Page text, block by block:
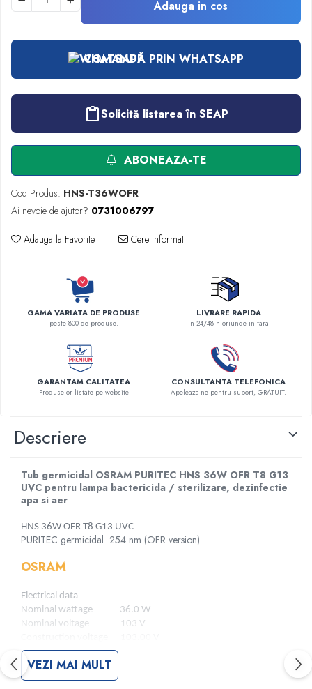
Console ATI si UPU
Dispozitive si sisteme de prindere / fixare
Rampa gaze medicale pat pacient
Rampa iluminat alarmare
Robineti
Accesorii vase
Tevi cupru si accesorii
Console tavan sali operatie
Lavoare apa sterila
Lavoare chirurgicale
Adaptori/cuple
Capsule, filtre finale apa sterila
Electrochirurgie
Cabluri pentru pensele bipolare
Cabluri conectare electrozi neutri
Electrozi neutri
Aspiratoare de fum
Criocautere
cutii medicamente
Hartie
Accesorii pentru perfuzie
Geluri
Filtre antibacteriene si antivirale
Garouri
Ochelari de protectie
Cabluri EKG (10 fire)
Electrozi ECG / EKG
Sonde US
Vase
Adauga in cos
COMANDĂ PRIN WHATSAPP
Solicită listarea în SEAP
ABONEAZA-TE
Cod Produs: HNS-T36WOFR
Ai nevoie de ajutor? 0731006797
Adauga la Favorite Cere informatii
GAMA VARIATA DE PRODUSE
peste 800 de produse.
LIVRARE RAPIDA
in 24/48 h oriunde in tara
GARANTAM CALITATEA
Produselor listate pe website
CONSULTANTA TELEFONICA
Apeleaza-ne pentru suport, GRATUIT.
Descriere
Tub germicidal OSRAM PURITEC HNS 36W OFR T8 G13
UVC pentru lampa bactericida / sterilizare, dezinfectie
apa si aer
HNS 36W OFR T8 G13 UVC
PURITEC germicidal 254 nm (OFR version)
OSRAM
Electrical data
Nominal wattage 36.0 W
Nominal voltage 103 V
Nominal current 0.44 A
Lamp current 0.44 A
Photometrical data
VEZI MAI MULT